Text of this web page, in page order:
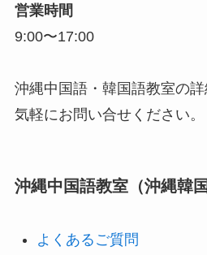
営業時間
9:00〜17:00
沖縄中国語・韓国語教室の
気軽にお問い合せください。
沖縄中国語教室（沖縄韓
よくあるご質問